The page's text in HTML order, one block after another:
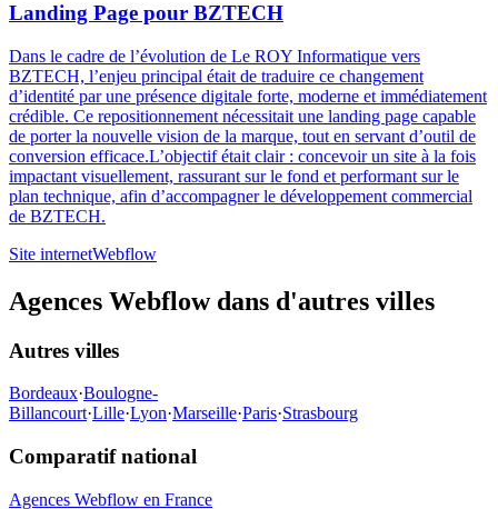
Landing Page pour BZTECH
Dans le cadre de l’évolution de Le ROY Informatique vers
BZTECH, l’enjeu principal était de traduire ce changement
d’identité par une présence digitale forte, moderne et immédiatement
crédible. Ce repositionnement nécessitait une landing page capable
de porter la nouvelle vision de la marque, tout en servant d’outil de
conversion efficace.‍L’objectif était clair : concevoir un site à la fois
impactant visuellement, rassurant sur le fond et performant sur le
plan technique, afin d’accompagner le développement commercial
de BZTECH.‍
Site internetWebflow
Agences Webflow dans d'autres villes
Autres villes
Bordeaux·Boulogne-
Billancourt·Lille·Lyon·Marseille·Paris·Strasbourg
Comparatif national
Agences Webflow en France